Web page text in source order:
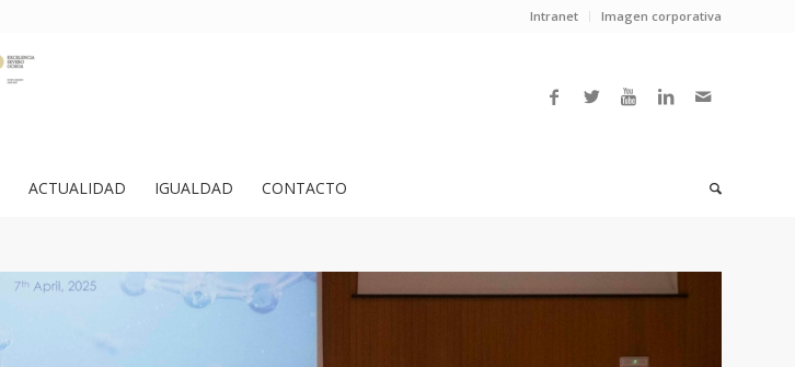
Intranet Imagen corporativa
ACTUALIDAD IGUALDAD CONTACTO